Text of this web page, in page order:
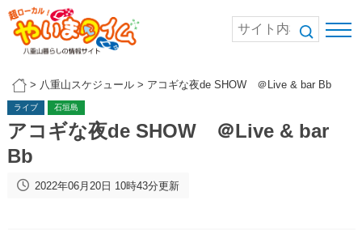
> 八重山スケジュール> アコギな夜de SHOW ＠Live & bar Bb
ライブ 石垣島
アコギな夜de SHOW ＠Live & bar
Bb
2022年06月20日 10時43分更新